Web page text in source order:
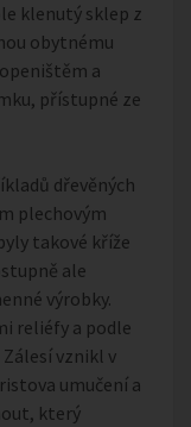
klenutý sklep z
obytnému
a
přístupné ze
dřevěných
plechovým
takové kříže
ale
výrobky.
reliéfy a podle
vznikl v
umučení a
který